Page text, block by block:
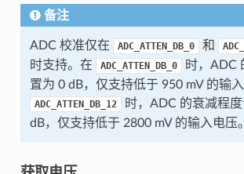
备注
ADC 校准仅在 ADC_ATTEN_DB_0 和
时支持。在 ADC_ATTEN_DB_0
时，ADC
置为 0 dB，仅支持低于 950 mV 的输
ADC_ATTEN_DB_12
时，ADC 的衰减程
dB，仅支持低于 2800 mV 的输入电压。